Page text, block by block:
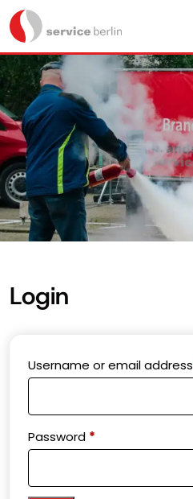
Login
Username or email address
Password *